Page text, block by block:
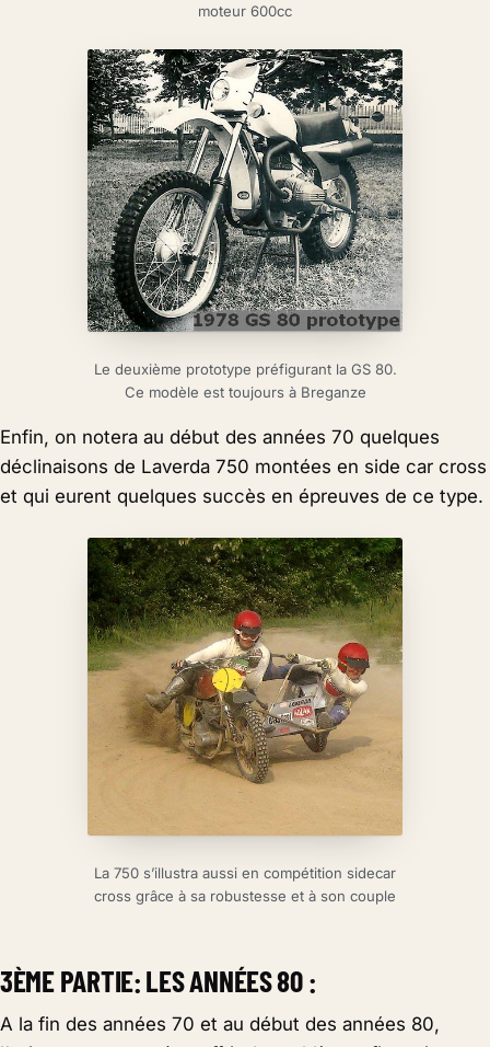
moteur 600cc
Le deuxième prototype préfigurant la GS 80.
Ce modèle est toujours à Breganze
Enfin, on notera au début des années 70 quelques
déclinaisons de Laverda 750 montées en side car cross
et qui eurent quelques succès en épreuves de ce type.
La 750 s’illustra aussi en compétition sidecar
cross grâce à sa robustesse et à son couple
3ÈME PARTIE: LES ANNÉES 80 :
A la fin des années 70 et au début des années 80,